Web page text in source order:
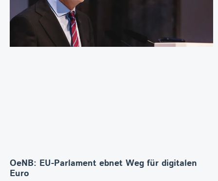
OeNB: EU-Parlament ebnet Weg für digitalen
Euro